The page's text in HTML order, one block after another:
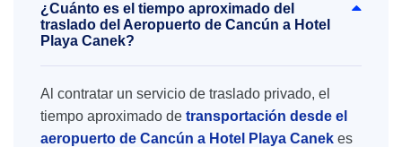
¿Cuánto es el tiempo aproximado del
traslado del Aeropuerto de Cancún a Hotel
Playa Canek?
Al contratar un servicio de traslado privado, el
tiempo aproximado de transportación desde el
aeropuerto de Cancún a Hotel Playa Canek es